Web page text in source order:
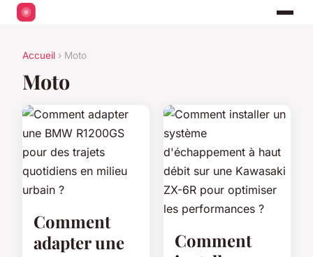
Accueil › Moto
Moto
Comment
adapter une
Comment